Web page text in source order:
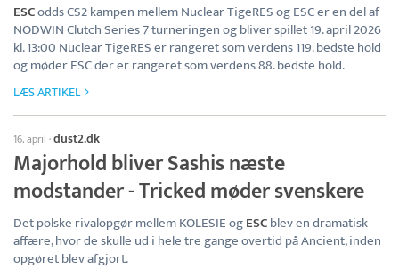
ESCodds CS2 kampen mellem Nuclear TigeRES og ESC er en del af
NODWIN Clutch Series 7 turneringen og bliver spillet 19. april 2026
kl. 13:00 Nuclear TigeRES er rangeret som verdens 119. bedste hold
og møder ESC der er rangeret som verdens 88. bedste hold.
LÆS ARTIKEL
16. april ·dust2.dk
Majorhold bliver Sashis næste
modstander - Tricked møder svenskere
Det polske rivalopgør mellem KOLESIE ogESCblev en dramatisk
affære, hvor de skulle ud i hele tre gange overtid på Ancient, inden
opgøret blev afgjort.